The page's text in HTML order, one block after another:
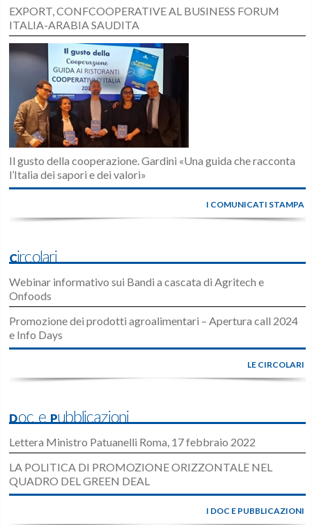
EXPORT, CONFCOOPERATIVE AL BUSINESS FORUM
ITALIA-ARABIA SAUDITA
Il gusto della cooperazione. Gardini «Una guida che racconta
l’Italia dei sapori e dei valori»
I COMUNICATI STAMPA
Circolari
Webinar informativo sui Bandi a cascata di Agritech e
Onfoods
Promozione dei prodotti agroalimentari – Apertura call 2024
e Info Days
LE CIRCOLARI
Doc e Pubblicazioni
Lettera Ministro Patuanelli Roma, 17 febbraio 2022
LA POLITICA DI PROMOZIONE ORIZZONTALE NEL
QUADRO DEL GREEN DEAL
I DOC E PUBBLICAZIONI